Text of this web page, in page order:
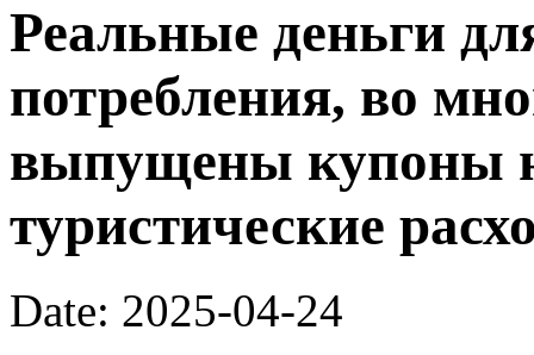
Реальные деньги
потребления, во
выпущены купоны
туристические
Date: 2025-04-24